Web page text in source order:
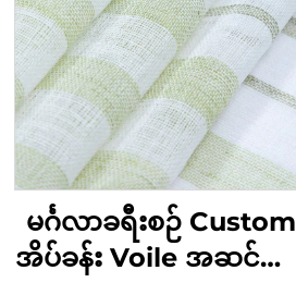
မင်္ဂလာခရီးစဉ် Custom
အိပ်ခန်း Voile အဆင်သင့်